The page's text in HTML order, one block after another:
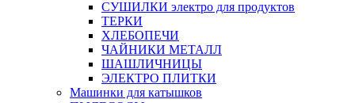
СУШИЛКИ электро для продуктов
ТЕРКИ
ХЛЕБОПЕЧИ
ЧАЙНИКИ МЕТАЛЛ
ШАШЛИЧНИЦЫ
ЭЛЕКТРО ПЛИТКИ
Машинки для катышков